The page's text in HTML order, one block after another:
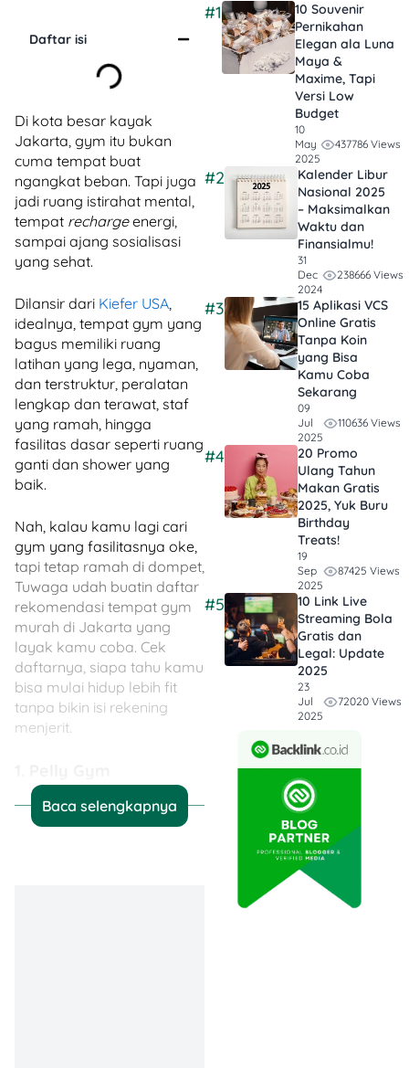
Daftar isi
Di kota besar kayak
Jakarta, gym itu bukan
cuma tempat buat
ngangkat beban. Tapi juga
jadi ruang istirahat mental,
tempat rechargeenergi,
sampai ajang sosialisasi
yang sehat.
Dilansir dari Kiefer USA
idealnya, tempat gym yang
bagus memiliki ruang
latihan yang lega, nyaman,
dan terstruktur, peralatan
lengkap dan terawat, staf
yang ramah, hingga
fasilitas dasar seperti ruang
ganti dan shower yang
baik.
Nah, kalau kamu lagi cari
gym yang fasilitasnya oke,
tapi tetap ramah di dompet,
Tuwaga udah buatin daftar
rekomendasi tempat gym
murah di Jakarta yang
layak kamu coba. Cek
daftarnya, siapa tahu kamu
bisa mulai hidup lebih fit
tanpa bikin isi rekening
menjerit.
Kalau kamu tinggal di area
Baca selengkapnya
#1
10 Souvenir
Pernikahan
Elegan ala Luna
Maya &
Maxime, Tapi
Versi Low
Budget
10
May
2025
437786 Views
#2
Kalender Libur
Nasional 2025
– Maksimalkan
Waktu dan
Finansialmu!
31
Dec
2024
238666 Views
#3
15 Aplikasi VCS
Online Gratis
Tanpa Koin
yang Bisa
Kamu Coba
Sekarang
09
Jul
2025
110636 Views
#4
20 Promo
Ulang Tahun
Makan Gratis
2025, Yuk Buru
Birthday
Treats!
19
Sep
2025
87425 Views
#5
10 Link Live
Streaming Bola
Gratis dan
Legal: Update
2025
23
Jul
2025
72020 Views